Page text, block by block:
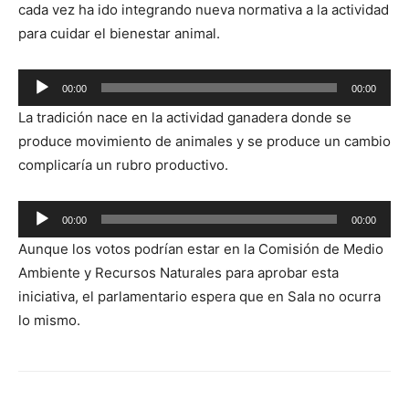
cada vez ha ido integrando nueva normativa a la actividad
para cuidar el bienestar animal.
Reproductor
de
audio
00:00 00:00
La tradición nace en la actividad ganadera donde se
produce movimiento de animales y se produce un cambio
complicaría un rubro productivo.
Reproductor
de
audio
00:00 00:00
Aunque los votos podrían estar en la Comisión de Medio
Ambiente y Recursos Naturales para aprobar esta
iniciativa, el parlamentario espera que en Sala no ocurra
lo mismo.